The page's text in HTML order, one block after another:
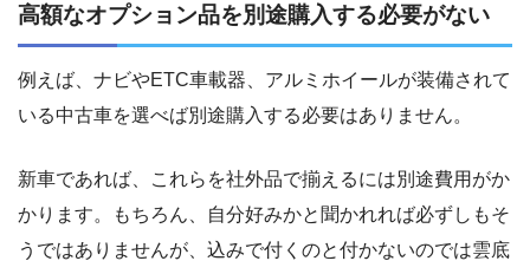
高額なオプション品を別途購入する必要がない
例えば、ナビやETC車載器、アルミホイールが装備されて
いる中古車を選べば別途購入する必要はありません。
新車であれば、これらを社外品で揃えるには別途費用がか
かります。もちろん、自分好みかと聞かれれば必ずしもそ
うではありませんが、込みで付くのと付かないのでは雲底